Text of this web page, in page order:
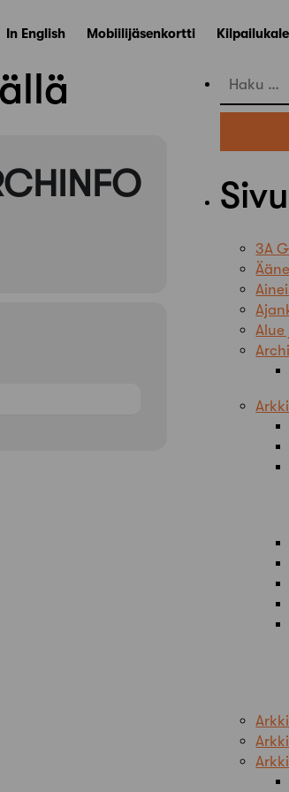
In English Mobiilijäsenkortti
Haku:
3A